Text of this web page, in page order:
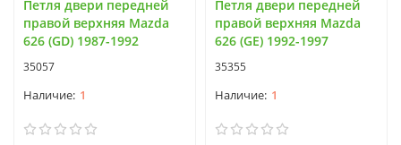
Петля двери передней
правой верхняя Mazda
626 (GD) 1987-1992
35057
1
Петля двери передней
правой верхняя Mazda
626 (GE) 1992-1997
35355
1